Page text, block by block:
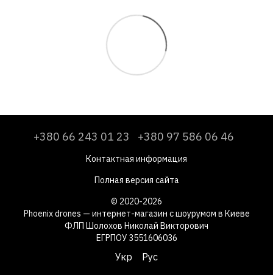
+380 66 243 01 23 +380 97 586 06 46
Контактная информация
Полная версия сайта
© 2020-2026
Phoenix drones — интернет-магазин с шоурумом в Киеве
ФЛП Шолохов Николай Викторович
ЕГРПОУ 3551606036
Укр Рус